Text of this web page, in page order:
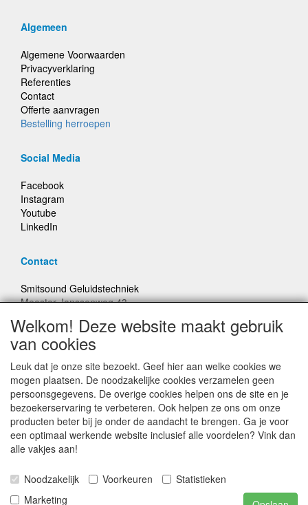
Algemeen
Algemene Voorwaarden
Privacyverklaring
Referenties
Contact
Offerte aanvragen
Bestelling herroepen
Social Media
Facebook
Instagram
Youtube
LinkedIn
Contact
Smitsound Geluidstechniek
Meester Janssenweg 43
E-mail: info@smitsound.nl
Telefoon: +31-(0)6-22256322
Bestellingen binnen Nederland, ongeacht gewicht, verstuurd
voor € 6,95
Prijzen inclusief 21% BTW, tenzij anders vermeldt
© Smitsound Geluidstechniek 2024, alle rechten
Welkom! Deze website maakt gebruik
van cookies
Leuk dat je onze site bezoekt. Geef hier aan welke cookies we
mogen plaatsen. De noodzakelijke cookies verzamelen geen
persoonsgegevens. De overige cookies helpen ons de site en je
bezoekerservaring te verbeteren. Ook helpen ze ons om onze
producten beter bij je onder de aandacht te brengen. Ga je voor
een optimaal werkende website inclusief alle voordelen? Vink dan
alle vakjes aan!
Noodzakelijk Voorkeuren
Statistieken
Marketing